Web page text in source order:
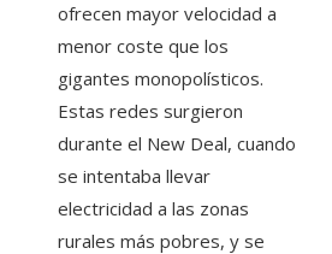
ofrecen mayor velocidad a
menor coste que los
gigantes monopolísticos.
Estas redes surgieron
durante el New Deal, cuando
se intentaba llevar
electricidad a las zonas
rurales más pobres, y se